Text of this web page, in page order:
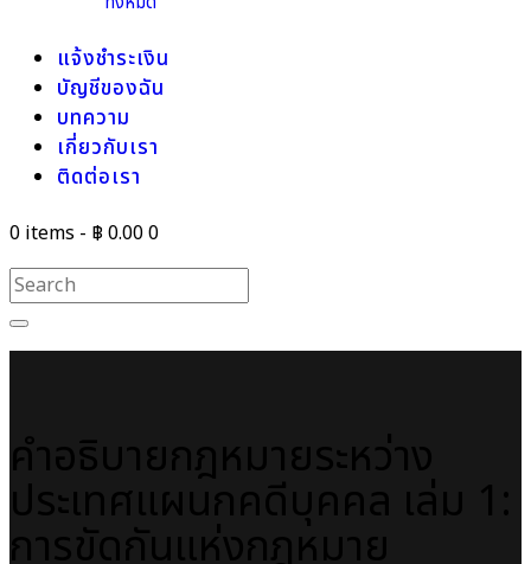
แจ้งชำระเงิน
บัญชีของฉัน
บทความ
เกี่ยวกับเรา
ติดต่อเรา
0 items - ฿ 0.000